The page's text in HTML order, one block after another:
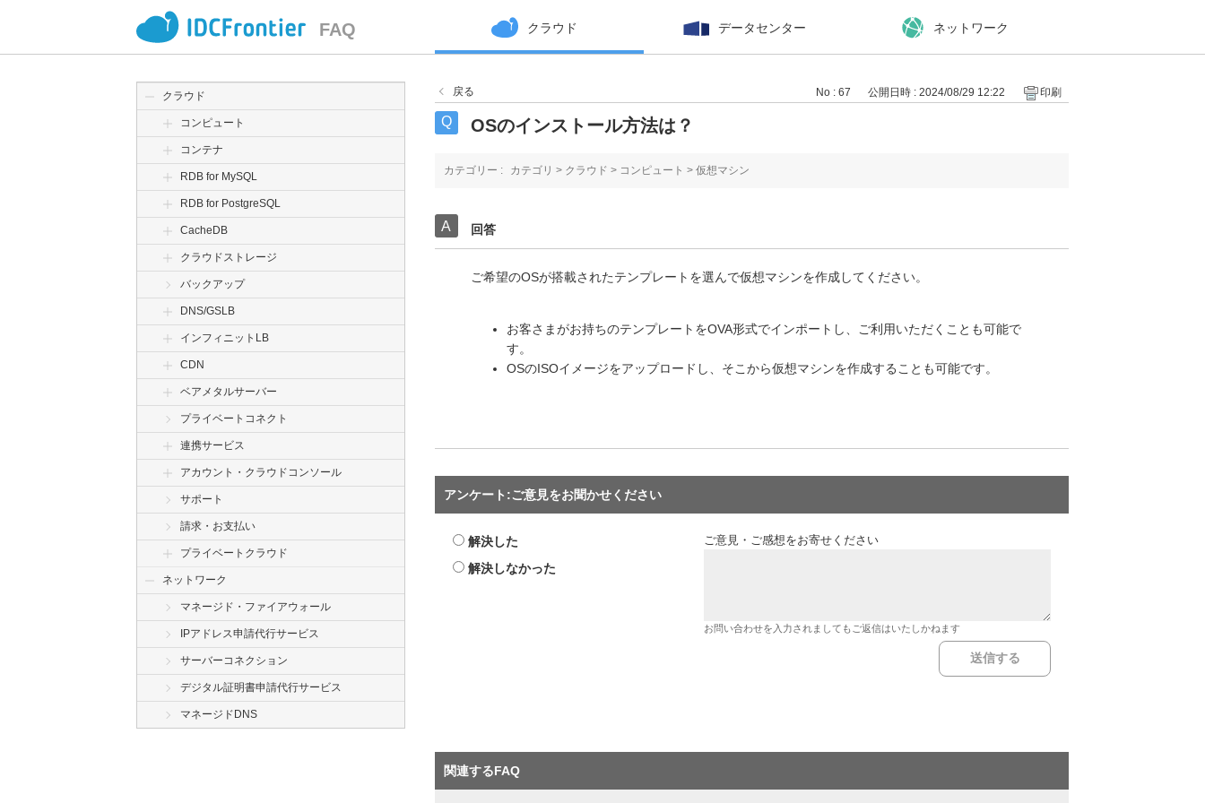
FAQ クラウド データセンター ネットワーク
クラウド
コンピュート
コンテナ
RDB for MySQL
RDB for PostgreSQL
CacheDB
クラウドストレージ
バックアップ
DNS/GSLB
インフィニットLB
CDN
ベアメタルサーバー
プライベートコネクト
連携サービス
アカウント・クラウドコンソール
サポート
請求・お支払い
プライベートクラウド
ネットワーク
マネージド・ファイアウォール
IPアドレス申請代行サービス
サーバーコネクション
デジタル証明書申請代行サービス
マネージドDNS
戻る No : 67 公開日時 : 2024/08/29 12:22 印刷
OSのインストール方法は？
カテゴリー : カテゴリ > クラウド > コンピュート > 仮想マシン
回答
ご希望のOSが搭載されたテンプレートを選んで仮想マシンを作成してください。
お客さまがお持ちのテンプレートをOVA形式でインポートし、ご利用いただくことも可能で
す。
OSのISOイメージをアップロードし、そこから仮想マシンを作成することも可能です。
アンケート:ご意見をお聞かせください
解決した
解決しなかった
ご意見・ご感想をお寄せください
お問い合わせを入力されましてもご返信はいたしかねます
関連するFAQ